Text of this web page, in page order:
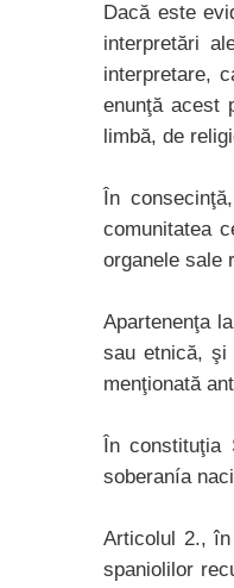
Dacă este
interpretări
interpretare,
enunţă acest
limbă, de
În
comunitatea
organele sale
Apartenenţa
sau etnică, şi
menţionată
În constituţia
soberanía
Articolul 2., în
spaniolilor